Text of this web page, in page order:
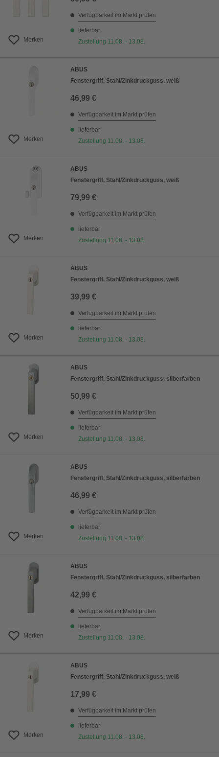
Merken
Verfügbarkeit im Markt prüfen
lieferbar
Zustellung 11.08. - 13.08.
Merken
ABUS
Fenstergriff, Stahl/Zinkdruckguss, weiß
46,99 €
Verfügbarkeit im Markt prüfen
lieferbar
Zustellung 11.08. - 13.08.
Merken
ABUS
Fenstergriff, Stahl/Zinkdruckguss, weiß
79,99 €
Verfügbarkeit im Markt prüfen
lieferbar
Zustellung 11.08. - 13.08.
Merken
ABUS
Fenstergriff, Stahl/Zinkdruckguss, weiß
39,99 €
Verfügbarkeit im Markt prüfen
lieferbar
Zustellung 11.08. - 13.08.
Merken
ABUS
Fenstergriff, Stahl/Zinkdruckguss, silberfarben
50,99 €
Verfügbarkeit im Markt prüfen
lieferbar
Zustellung 11.08. - 13.08.
Merken
ABUS
Fenstergriff, Stahl/Zinkdruckguss, silberfarben
46,99 €
Verfügbarkeit im Markt prüfen
lieferbar
Zustellung 11.08. - 13.08.
Merken
ABUS
Fenstergriff, Stahl/Zinkdruckguss, silberfarben
42,99 €
Verfügbarkeit im Markt prüfen
lieferbar
Zustellung 11.08. - 13.08.
Merken
ABUS
Fenstergriff, Stahl/Zinkdruckguss, weiß
17,99 €
Verfügbarkeit im Markt prüfen
lieferbar
Zustellung 11.08. - 13.08.